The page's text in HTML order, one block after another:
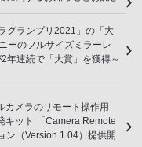
グランプリ2021」の「大
ーのフルサイズミラーレ
年連続で「大賞」を獲得～
カメラのリモート操作用
キット 「Camera Remote
ン（Version 1.04）提供開